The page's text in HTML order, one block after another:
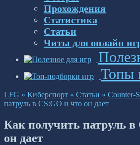
Прохождения
Статистика
Статьи
Читы для онлайн
Топы
LFG » Киберспорт » Статьи » Counter-
патруль в CS:GO и что он дает
Как получить патруль в
он дает